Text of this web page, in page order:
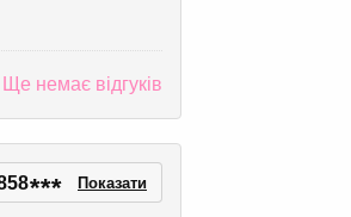
немає відгуків
*** Показати